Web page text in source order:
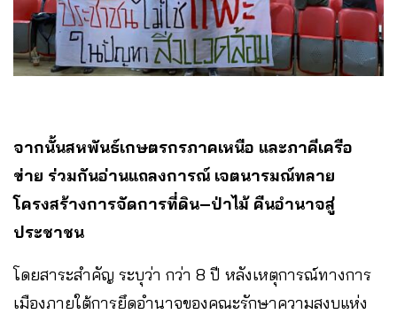
จากนั้นสหพันธ์เกษตรกรภาคเหนือ และภาคีเครือ
ข่าย ร่วมกันอ่านแถลงการณ์ เจตนารมณ์ทลาย
โครงสร้างการจัดการที่ดิน–ป่าไม้ คืนอำนาจสู่
ประชาชน
โดยสาระสำคัญ ระบุว่า กว่า 8 ปี หลังเหตุการณ์ทางการ
เมืองภายใต้การยึดอำนาจของคณะรักษาความสงบแห่ง